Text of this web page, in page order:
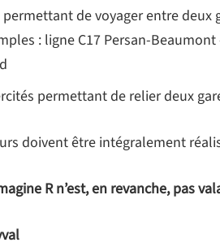
permettant de voyager entre deux
: ligne C17 Persan-
permettant de relier deux
doivent être intégralement
R n’est, en revanche, pas